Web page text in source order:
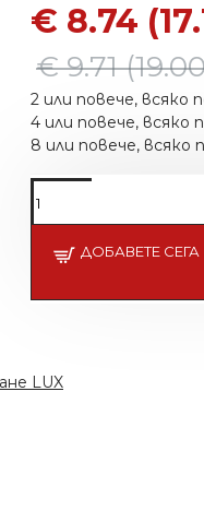
€ 8.74
€ 9.71
2 или повече, всяко
4 или повече, всяко
8 или повече, всяко
ДОБАВЕТЕ СЕГА
LUX